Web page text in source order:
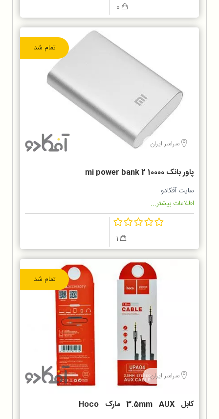
تمام شد
سراسر ایران
پاور بانک 10000 mi power bank 2
سایت آفکادو
اطلاعات بیشتر...
تمام شد
سراسر ایران
کابل 3.5mm AUX مارک Hoco